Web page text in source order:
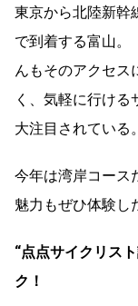
東京から北陸新幹
で到着する富山。
んもそのアクセス
く、気軽に行け
大注目されている。
今年は湾岸コース
魅力もぜひ体験し
“点点サイクリス
ク！